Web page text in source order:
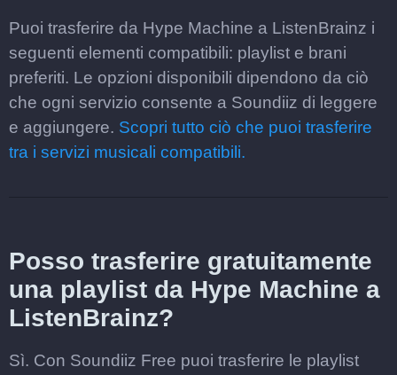
Puoi trasferire da Hype Machine a ListenBrainz i
seguenti elementi compatibili: playlist e brani
preferiti. Le opzioni disponibili dipendono da ciò
che ogni servizio consente a Soundiiz di leggere
e aggiungere. Scopri tutto ciò che puoi trasferire
tra i servizi musicali compatibili.
Posso trasferire gratuitamente
una playlist da Hype Machine a
ListenBrainz?
Sì. Con Soundiiz Free puoi trasferire le playlist